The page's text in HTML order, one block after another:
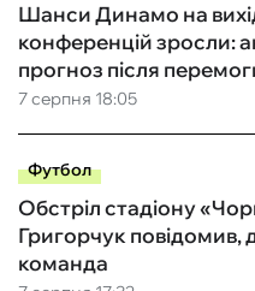
7 серпня 18:05
Шанси Динамо на
конференцій зросли:
прогноз після
Футбол
Обстріл стадіону
Григорчук повідомив,
команда